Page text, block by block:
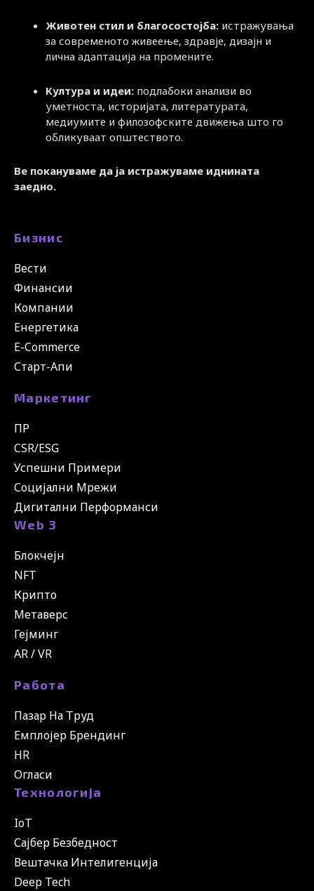
Животен стил и благосостојба: истражувања
за современото живеење, здравје, дизајн и
лична адаптација на промените.
Култура и идеи: подлабоки анализи во
уметноста, историјата, литературата,
медиумите и филозофските движења што го
обликуваат општеството.
Ве покануваме да ја истражуваме иднината
заедно.
Бизнис
Вести
Финансии
Компании
Енергетика
E-Commerce
Старт-Апи
Маркетинг
ПР
CSR/ESG
Успешни Примери
Социјални Мрежи
Дигитални Перформанси
Web 3
Блокчејн
NFT
Крипто
Метаверс
Гејминг
AR / VR
Работа
Пазар На Труд
Емплојер Брендинг
HR
Огласи
Технологија
IoT
Сајбер Безбедност
Вештачка Интелигенција
Deep Tech